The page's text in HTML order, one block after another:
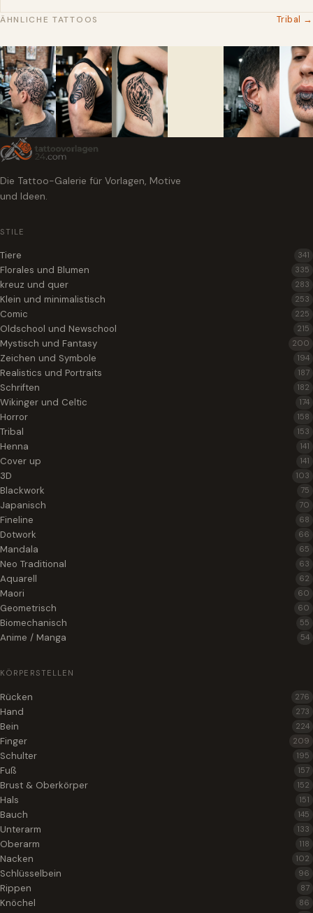
ÄHNLICHE TATTOOS Tribal →
Die Tattoo-Galerie für Vorlagen, Motive
und Ideen.
STILE
Tiere 341
Florales und Blumen 335
kreuz und quer 283
Klein und minimalistisch 253
Comic 225
Oldschool und Newschool 215
Mystisch und Fantasy 200
Zeichen und Symbole 194
Realistics und Portraits 187
Schriften 182
Wikinger und Celtic 174
Horror 158
Tribal 153
Henna 141
Cover up 141
3D 103
Blackwork 75
Japanisch 70
Fineline 68
Dotwork 66
Mandala 65
Neo Traditional 63
Aquarell 62
Maori 60
Geometrisch 60
Biomechanisch 55
Anime / Manga 54
KÖRPERSTELLEN
Rücken 276
Hand 273
Bein 224
Finger 209
Schulter 195
Fuß 157
Brust & Oberkörper 152
Hals 151
Bauch 145
Unterarm 133
Oberarm 118
Nacken 102
Schlüsselbein 96
Rippen 87
Knöchel 86